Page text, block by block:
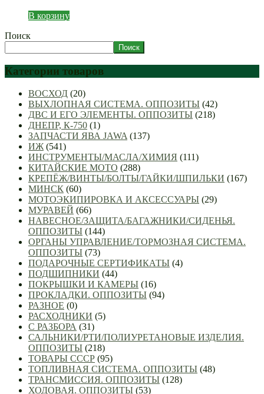
В корзину
Поиск
Поиск
Категории товаров
ВОСХОД (20)
ВЫХЛОПНАЯ СИСТЕМА. ОППОЗИТЫ (42)
ДВС И ЕГО ЭЛЕМЕНТЫ. ОППОЗИТЫ (218)
ДНЕПР, К-750 (1)
ЗАПЧАСТИ ЯВА JAWA (137)
ИЖ (541)
ИНСТРУМЕНТЫ/МАСЛА/ХИМИЯ (111)
КИТАЙСКИЕ МОТО (288)
КРЕПЁЖ/ВИНТЫ/БОЛТЫ/ГАЙКИ/ШПИЛЬКИ (167)
МИНСК (60)
МОТОЭКИПИРОВКА И АКСЕССУАРЫ (29)
МУРАВЕЙ (66)
НАВЕСНОЕ/ЗАЩИТА/БАГАЖНИКИ/СИДЕНЬЯ.
ОППОЗИТЫ (144)
ОРГАНЫ УПРАВЛЕНИЕ/ТОРМОЗНАЯ СИСТЕМА.
ОППОЗИТЫ (73)
ПОДАРОЧНЫЕ СЕРТИФИКАТЫ (4)
ПОДШИПНИКИ (44)
ПОКРЫШКИ И КАМЕРЫ (16)
ПРОКЛАДКИ. ОППОЗИТЫ (94)
РАЗНОЕ (0)
РАСХОДНИКИ (5)
С РАЗБОРА (31)
САЛЬНИКИ/РТИ/ПОЛИУРЕТАНОВЫЕ ИЗДЕЛИЯ.
ОППОЗИТЫ (218)
ТОВАРЫ СССР (95)
ТОПЛИВНАЯ СИСТЕМА. ОППОЗИТЫ (48)
ТРАНСМИССИЯ. ОППОЗИТЫ (128)
ХОДОВАЯ. ОППОЗИТЫ (53)